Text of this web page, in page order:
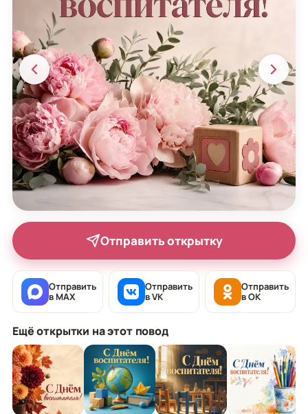
Отправить открытку
Отправить
в MAX
Отправить
в VK
Отправить
в OK
Ещё открытки на этот повод